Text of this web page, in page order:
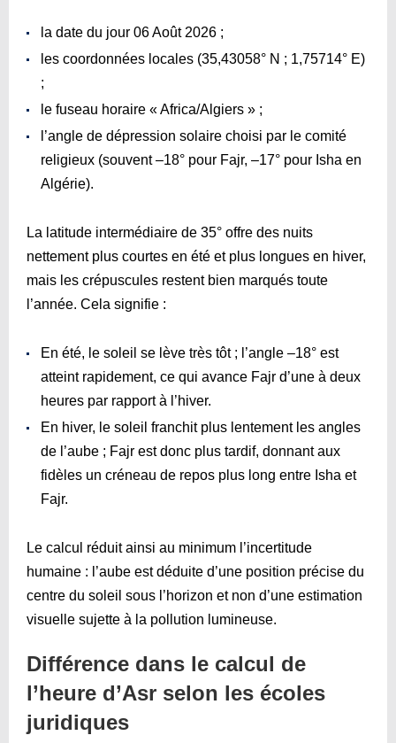
la date du jour 06 Août 2026 ;
les coordonnées locales (35,43058° N ; 1,75714° E)
;
le fuseau horaire « Africa/Algiers » ;
l’angle de dépression solaire choisi par le comité
religieux (souvent –18° pour Fajr, –17° pour Isha en
Algérie).
La latitude intermédiaire de 35° offre des nuits
nettement plus courtes en été et plus longues en hiver,
mais les crépuscules restent bien marqués toute
l’année. Cela signifie :
En été, le soleil se lève très tôt ; l’angle –18° est
atteint rapidement, ce qui avance Fajr d’une à deux
heures par rapport à l’hiver.
En hiver, le soleil franchit plus lentement les angles
de l’aube ; Fajr est donc plus tardif, donnant aux
fidèles un créneau de repos plus long entre Isha et
Fajr.
Le calcul réduit ainsi au minimum l’incertitude
humaine : l’aube est déduite d’une position précise du
centre du soleil sous l’horizon et non d’une estimation
visuelle sujette à la pollution lumineuse.
Différence dans le calcul de
l’heure d’Asr selon les écoles
juridiques